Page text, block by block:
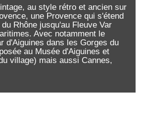
au style rétro et ancien sur
une Provence qui s'étend
Rhône jusqu'au Fleuve Var
Avec notamment le
d'Aiguines dans les Gorges du
au Musée d'Aiguines et
village) mais aussi Cannes,